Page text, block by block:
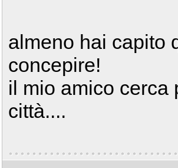
almeno hai capito
concepire!
il mio amico cerca
città....